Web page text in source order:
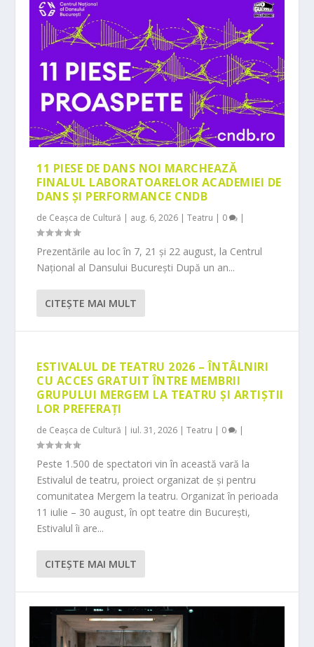
11 PIESE DE DANS NOI MARCHEAZĂ
FINALUL LABORATOARELOR ACADEMIEI DE
DANS ȘI PERFORMANCE CNDB
de Ceașca de Cultură | aug. 6, 2026 |Teatru | 0 |
Prezentările au loc în 7, 21 și 22 august, la Centrul
Național al Dansului București După un an...
CITEŞTE MAI MULT
ESTIVALUL DE TEATRU 2026 – ÎNTÂLNIRI
CU ACCES GRATUIT ÎNTRE MEMBRII
GRUPULUI MERGEM LA TEATRU ȘI ARTIȘTII
LOR PREFERAȚI
de Ceașca de Cultură | iul. 31, 2026 |Teatru | 0 |
Peste 1.500 de spectatori vin în această vară la
Estivalul de teatru, proiect organizat de și pentru
comunitatea Mergem la teatru. Organizat în perioada
11 iulie – 30 august, în opt teatre din București,
Estivalul îi are...
CITEŞTE MAI MULT